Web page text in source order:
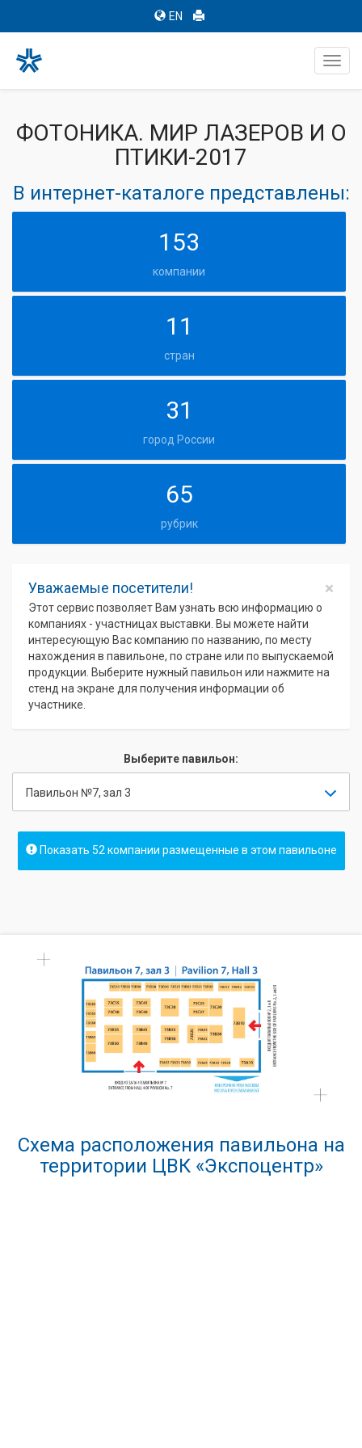
EN
ФОТОНИКА. МИР ЛАЗЕРОВ И О
ПТИКИ-2017
В интернет-каталоге представлены:
153
компании
11
стран
31
город России
65
рубрик
×
Уважаемые посетители!
Этот сервис позволяет Вам узнать всю информацию о
компаниях - участницах выставки. Вы можете найти
интересующую Вас компанию по названию, по месту
нахождения в павильоне, по стране или по выпускаемой
продукции. Выберите нужный павильон или нажмите на
стенд на экране для получения информации об
участнике.
Выберите павильон:
Павильон №7, зал 3
Показать 52 компании размещенные в этом павильоне
Схема расположения павильона на
территории ЦВК «Экспоцентр»